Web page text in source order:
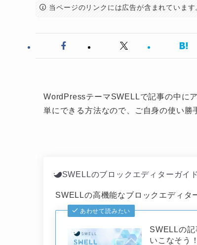
当ページのリンクには広告が含まれています
WordPressテーマSWELLで記事の中に
単にできる方法なので、ご自身の使い勝
SWELLのブロックエディターガイド
SWELLの高機能なブロックエディタ
あわせて読みたい
SWELLの
いこなそう！